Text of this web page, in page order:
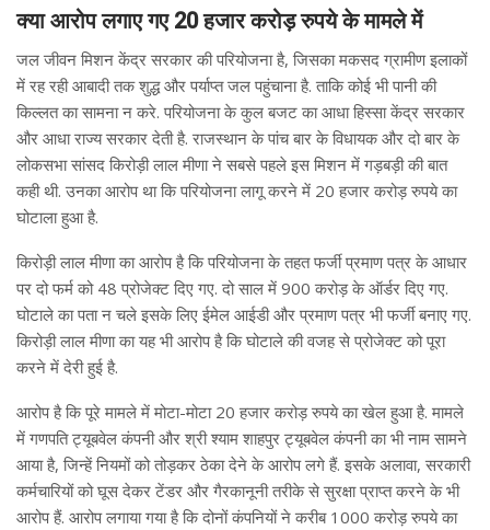
क्या आरोप लगाए गए 20 हजार करोड़ रुपये के मामले में
जल जीवन मिशन केंद्र सरकार की परियोजना है, जिसका मकसद ग्रामीण इलाकों
में रह रही आबादी तक शुद्ध और पर्याप्त जल पहुंचाना है. ताकि कोई भी पानी की
किल्लत का सामना न करे. परियोजना के कुल बजट का आधा हिस्सा केंद्र सरकार
और आधा राज्य सरकार देती है. राजस्थान के पांच बार के विधायक और दो बार के
लोकसभा सांसद किरोड़ी लाल मीणा ने सबसे पहले इस मिशन में गड़बड़ी की बात
कही थी. उनका आरोप था कि परियोजना लागू करने में 20 हजार करोड़ रुपये का
घोटाला हुआ है.
किरोड़ी लाल मीणा का आरोप है कि परियोजना के तहत फर्जी प्रमाण पत्र के आधार
पर दो फर्म को 48 प्रोजेक्ट दिए गए. दो साल में 900 करोड़ के ऑर्डर दिए गए.
घोटाले का पता न चले इसके लिए ईमेल आईडी और प्रमाण पत्र भी फर्जी बनाए गए.
किरोड़ी लाल मीणा का यह भी आरोप है कि घोटाले की वजह से प्रोजेक्ट को पूरा
करने में देरी हुई है.
आरोप है कि पूरे मामले में मोटा-मोटा 20 हजार करोड़ रुपये का खेल हुआ है. मामले
में गणपति ट्यूबवेल कंपनी और श्री श्याम शाहपुर ट्यूबवेल कंपनी का भी नाम सामने
आया है, जिन्हें नियमों को तोड़कर ठेका देने के आरोप लगे हैं. इसके अलावा, सरकारी
कर्मचारियों को घूस देकर टेंडर और गैरकानूनी तरीके से सुरक्षा प्राप्त करने के भी
आरोप हैं. आरोप लगाया गया है कि दोनों कंपनियों ने करीब 1000 करोड़ रुपये का